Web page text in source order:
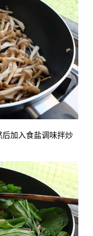
加入食盐调味拌炒